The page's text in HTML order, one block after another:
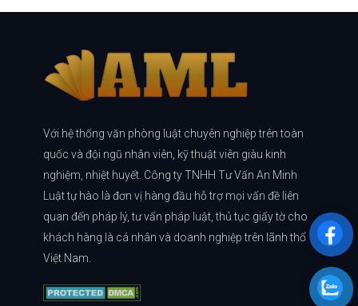
Với hệ thống văn phòng luật chuyên nghiệp trên toàn
quốc và đội ngũ nhân viên, kỹ thuật viên giàu kinh
nghiệm, nhiệt huyết. Công ty TNHH Tư Vấn An Minh
Luật tự hào là đơn vị hàng đầu hỗ trợ mọi vấn đề liên
quan đến pháp lý, tư vấn pháp luật, thủ tục giấy tờ cho
khách hàng là cá nhân và doanh nghiệp trên lãnh thổ
Việt Nam.